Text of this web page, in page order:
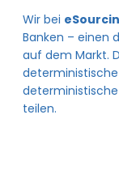
Wir bei
Banken – einen
auf dem Markt.
teilen.